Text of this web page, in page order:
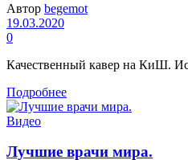
Автор begemot
19.03.2020
0
Качественный кавер на КиШ.
Подробнее
Видео
Лучшие врачи мира.